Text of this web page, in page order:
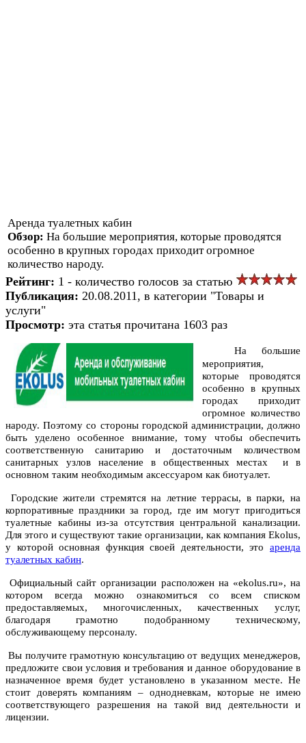
Аренда туалетных кабин
Обзор: На большие мероприятия, которые проводятся
особенно в крупных городах приходит огромное
количество народу.
Рейтинг: 1 - количество голосов за статью
Публикация: 20.08.2011, в категории "Товары и
услуги"
Просмотр: эта статья прочитана 1603 раз
На большие
мероприятия,
которые проводятся
особенно в крупных
городах приходит
огромное количество
народу. Поэтому со стороны городской администрации, должно
быть уделено особенное внимание, тому чтобы обеспечить
соответственную санитарию и достаточным количеством
санитарных узлов население в общественных местах и в
основном таким необходимым аксессуаром как биотуалет.
Городские жители стремятся на летние террасы, в парки, на
корпоративные праздники за город, где им могут пригодиться
туалетные кабины из-за отсутствия центральной канализации.
Для этого и существуют такие организации, как компания Ekolus,
у которой основная функция своей деятельности, это аренда
туалетных кабин.
Официальный сайт организации расположен на «ekolus.ru», на
котором всегда можно ознакомиться со всем списком
предоставляемых, многочисленных, качественных услуг,
благодаря грамотно подобранному техническому,
обслуживающему персоналу.
Вы получите грамотную консультацию от ведущих менеджеров,
предложите свои условия и требования и данное оборудование в
назначенное время будет установлено в указанном месте. Не
стоит доверять компаниям – однодневкам, которые не имею
соответствующего разрешения на такой вид деятельности и
лицензии.